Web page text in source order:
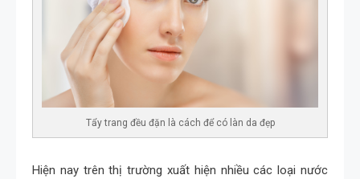
Tẩy trang đều đặn là cách để có làn da đẹp
Hiện nay trên thị trường xuất hiện nhiều các loại nước